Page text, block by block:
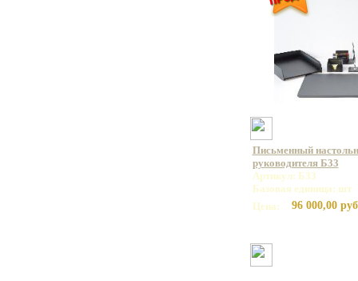
Письменный
руководителя Б33
Артикул: Б33
Базовая единица: шт
Цена:
96 000,00